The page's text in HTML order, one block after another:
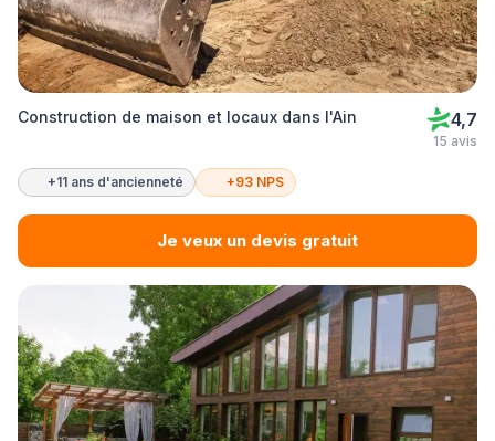
Construction de maison et locaux dans l'Ain 4,7
15 avis
+11 ans d'ancienneté +93 NPS
Je veux un devis gratuit